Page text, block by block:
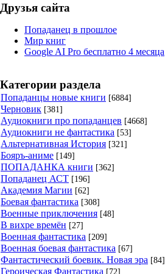
Друзья сайта
Попаданец в прошлое
Мир книг
Google AI Pro бесплатно 4 месяца
Категории раздела
Попаданцы новые книги [6884]
Черновик [381]
Аудиокниги про попаданцев [4668]
Аудиокниги не фантастика [53]
Альтернативная История [321]
Бояръ-аниме [149]
ПОПАДАНКА книги [362]
Попаданец АСТ [196]
Академия Магии [62]
Боевая фантастика [308]
Военные приключения [48]
В вихре времён [27]
Военная фантастика [209]
Военная боевая фантастика [67]
Фантастический боевик. Новая эра [84]
Героическая Фантастика [72]